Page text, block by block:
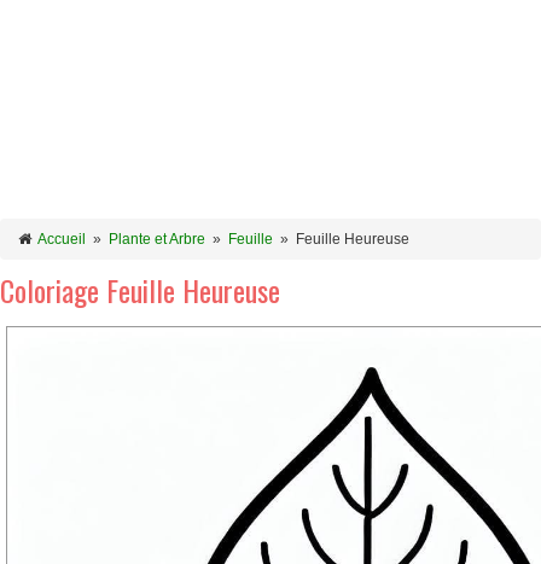
Accueil » Plante et Arbre » Feuille » Feuille Heureuse
Coloriage Feuille Heureuse